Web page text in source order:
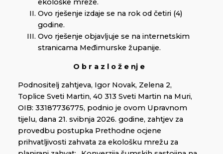
ekološke mreže.
Ovo rješenje izdaje se na rok od četiri (4)
godine.
Ovo rješenje objavljuje se na internetskim
stranicama Međimurske županije.
O b r a z l o ž e nj e
Podnositelj zahtjeva, Igor Novak, Zelena 2,
Toplice Sveti Martin, 40 313 Sveti Martin na Muri,
OIB: 33187736775, podnio je ovom Upravnom
tijelu, dana 21. svibnja 2026. godine, zahtjev za
provedbu postupka Prethodne ocjene
prihvatljivosti zahvata za ekološku mrežu za